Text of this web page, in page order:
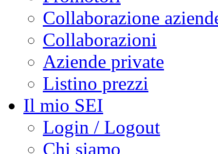
Collaborazione
Collaborazioni
Aziende private
Listino prezzi
Il mio SEI
Login / Logout
Chi siamo